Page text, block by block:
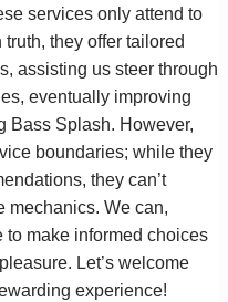
services only attend to
they offer tailored
assisting us steer through
eventually improving
Bass Splash. However,
boundaries; while they
they can’t
mechanics. We can,
to make informed choices
Let’s welcome
experience!